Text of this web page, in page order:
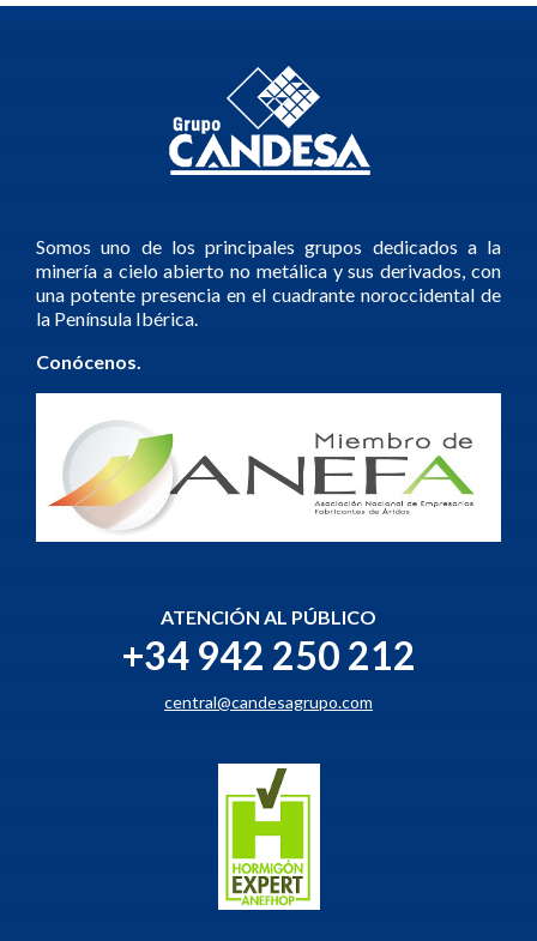
Somos uno de los principales grupos dedicados a la
minería a cielo abierto no metálica y sus derivados, con
una potente presencia en el cuadrante noroccidental de
la Península Ibérica.
Conócenos.
ATENCIÓN AL PÚBLICO
+34 942 250 212
central@candesagrupo.com